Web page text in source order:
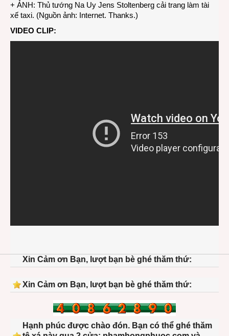
+ ẢNH: Thủ tướng Na Uy Jens Stoltenberg cải trang làm tài
xế taxi. (Nguồn ảnh: Internet. Thanks.)
VIDEO CLIP:
Xin Cảm ơn Bạn, lượt bạn bè ghé thăm thứ:
Xin Cảm ơn Bạn, lượt bạn bè ghé thăm thứ:
Hạnh phúc được chào đón. Bạn có thể ghé thăm